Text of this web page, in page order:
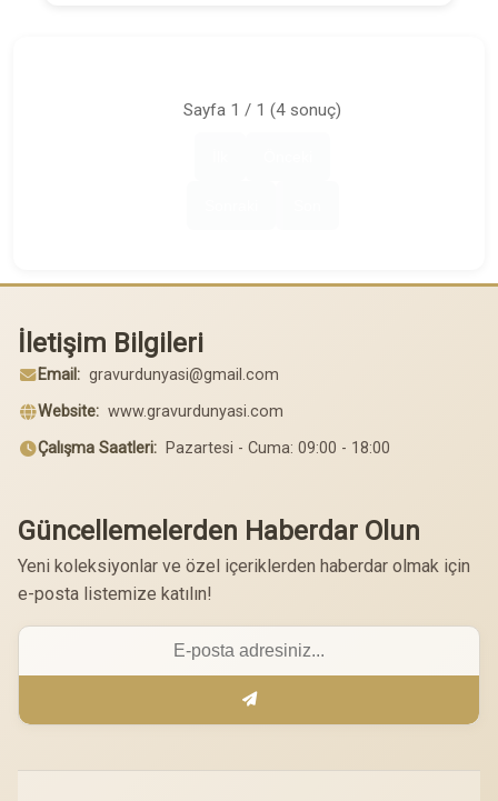
Sayfa 1 / 1 (4 sonuç)
İletişim Bilgileri
Email: gravurdunyasi@gmail.com
Website: www.gravurdunyasi.com
Çalışma Saatleri: Pazartesi - Cuma: 09:00 - 18:00
Güncellemelerden Haberdar Olun
Yeni koleksiyonlar ve özel içeriklerden haberdar olmak için
e-posta listemize katılın!